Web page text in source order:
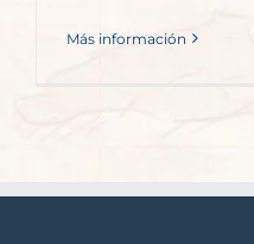
Más información